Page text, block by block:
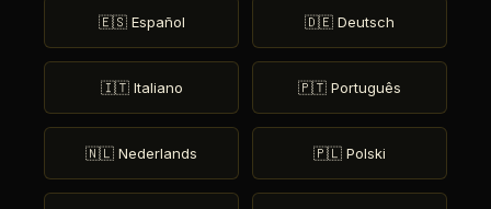
🇪🇸 Español 🇩🇪 Deutsch
🇮🇹 Italiano 🇵🇹 Português
🇳🇱 Nederlands 🇵🇱 Polski